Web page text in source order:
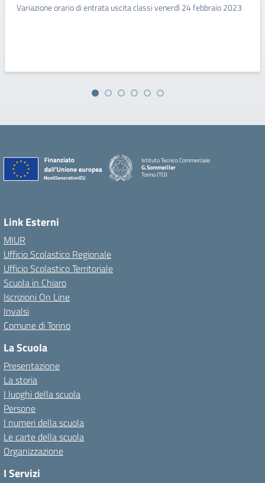
Variazione orario di entrata uscita classi venerdì 24 febbraio 2023
Istituto Tecnico Commerciale
G.Sommeiller
Torino (TO)
Link Esterni
MIUR
Ufficio Scolastico Regionale
Ufficio Scolastico Territoriale
Scuola in Chiaro
Iscrizioni On Line
Invalsi
Comune di Torino
La Scuola
Presentazione
La storia
I luoghi della scuola
Persone
I numeri della scuola
Le carte della scuola
Organizzazione
I Servizi